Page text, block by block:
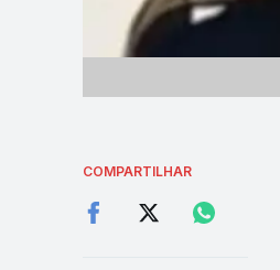
COMPARTILHAR